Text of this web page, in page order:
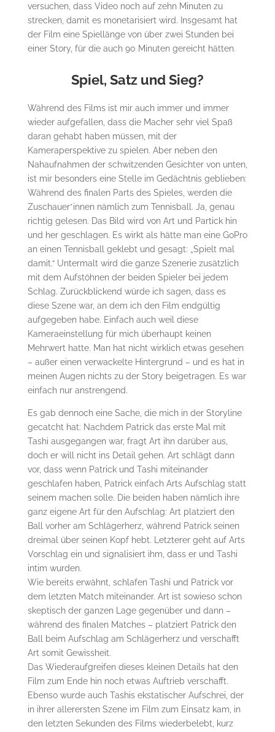
versuchen, dass Video noch auf zehn Minuten zu
strecken, damit es monetarisiert wird. Insgesamt hat
der Film eine Spiellänge von über zwei Stunden bei
einer Story, für die auch 90 Minuten gereicht hätten.
Spiel, Satz und Sieg?
Während des Films ist mir auch immer und immer
wieder aufgefallen, dass die Macher sehr viel Spaß
daran gehabt haben müssen, mit der
Kameraperspektive zu spielen. Aber neben den
Nahaufnahmen der schwitzenden Gesichter von unten,
ist mir besonders eine Stelle im Gedächtnis geblieben:
Während des finalen Parts des Spieles, werden die
Zuschauer*innen nämlich zum Tennisball. Ja, genau
richtig gelesen. Das Bild wird von Art und Partick hin
und her geschlagen. Es wirkt als hätte man eine GoPro
an einen Tennisball geklebt und gesagt: „Spielt mal
damit.“ Untermalt wird die ganze Szenerie zusätzlich
mit dem Aufstöhnen der beiden Spieler bei jedem
Schlag. Zurückblickend würde ich sagen, dass es
diese Szene war, an dem ich den Film endgültig
aufgegeben habe. Einfach auch weil diese
Kameraeinstellung für mich überhaupt keinen
Mehrwert hatte. Man hat nicht wirklich etwas gesehen
– außer einen verwackelte Hintergrund – und es hat in
meinen Augen nichts zu der Story beigetragen. Es war
einfach nur anstrengend.
Es gab dennoch eine Sache, die mich in der Storyline
gecatcht hat: Nachdem Patrick das erste Mal mit
Tashi ausgegangen war, fragt Art ihn darüber aus,
doch er will nicht ins Detail gehen. Art schlägt dann
vor, dass wenn Patrick und Tashi miteinander
geschlafen haben, Patrick einfach Arts Aufschlag statt
seinem machen solle. Die beiden haben nämlich ihre
ganz eigene Art für den Aufschlag: Art platziert den
Ball vorher am Schlägerherz, während Patrick seinen
dreimal über seinen Kopf hebt. Letzterer geht auf Arts
Vorschlag ein und signalisiert ihm, dass er und Tashi
intim wurden.
Wie bereits erwähnt, schlafen Tashi und Patrick vor
dem letzten Match miteinander. Art ist sowieso schon
skeptisch der ganzen Lage gegenüber und dann –
während des finalen Matches – platziert Patrick den
Ball beim Aufschlag am Schlägerherz und verschafft
Art somit Gewissheit.
Das Wiederaufgreifen dieses kleinen Details hat den
Film zum Ende hin noch etwas Auftrieb verschafft.
Ebenso wurde auch Tashis ekstatischer Aufschrei, der
in ihrer allerersten Szene im Film zum Einsatz kam, in
den letzten Sekunden des Films wiederbelebt, kurz